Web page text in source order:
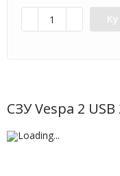
СЗУ Vespa 2